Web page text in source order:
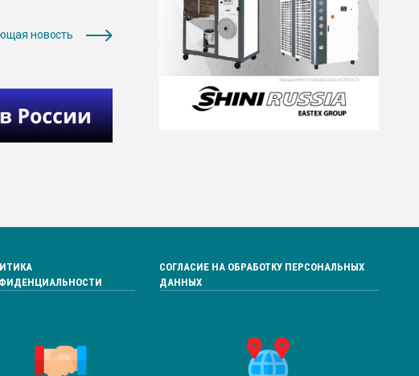
новость
СОГЛАСИЕ НА ОБРАБОТКУ ПЕРСОНАЛЬНЫХ
ДАННЫХ